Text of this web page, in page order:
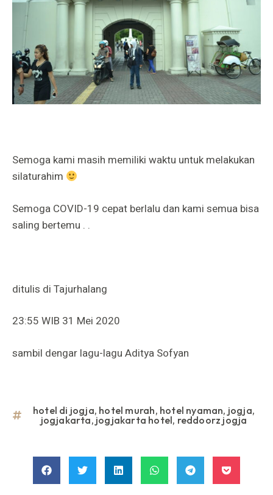
Semoga kami masih memiliki waktu untuk melakukan
silaturahim
Semoga COVID-19 cepat berlalu dan kami semua bisa
saling bertemu . .
ditulis di Tajurhalang
23:55 WIB 31 Mei 2020
sambil dengar lagu-lagu Aditya Sofyan
hotel di jogja, hotel murah, hotel nyaman, jogja,
jogjakarta, jogjakarta hotel, reddoorz jogja